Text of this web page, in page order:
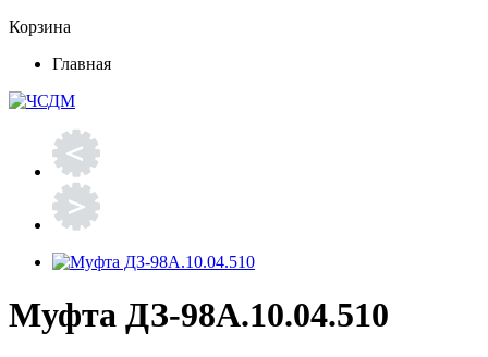
Корзина
Главная
Муфта ДЗ-98А.10.04.510